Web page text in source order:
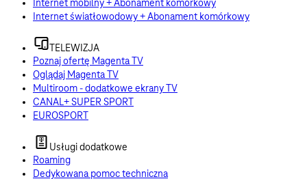
Internet mobilny + Abonament komórkowy
Internet światłowodowy + Abonament komórkowy
TELEWIZJA
Poznaj ofertę Magenta TV
Oglądaj Magenta TV
Multiroom - dodatkowe ekrany TV
CANAL+ SUPER SPORT
EUROSPORT
Usługi dodatkowe
Roaming
Dedykowana pomoc techniczna